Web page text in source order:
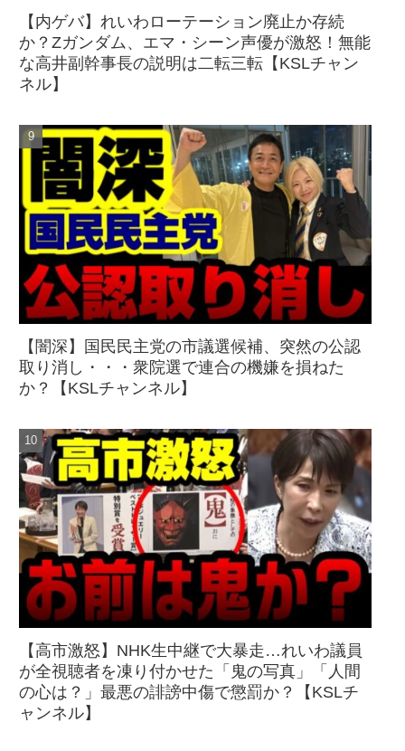
【内ゲバ】れいわローテーション廃止か存続
か？Zガンダム、エマ・シーン声優が激怒！無能
な高井副幹事長の説明は二転三転【KSLチャン
ネル】
【闇深】国民民主党の市議選候補、突然の公認
取り消し・・・衆院選で連合の機嫌を損ねた
か？【KSLチャンネル】
【高市激怒】NHK生中継で大暴走…れいわ議員
が全視聴者を凍り付かせた「鬼の写真」「人間
の心は？」最悪の誹謗中傷で懲罰か？【KSLチ
ャンネル】